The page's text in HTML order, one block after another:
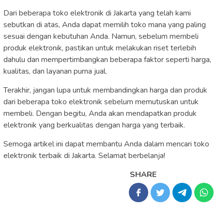
Dari beberapa toko elektronik di Jakarta yang telah kami
sebutkan di atas, Anda dapat memilih toko mana yang paling
sesuai dengan kebutuhan Anda. Namun, sebelum membeli
produk elektronik, pastikan untuk melakukan riset terlebih
dahulu dan mempertimbangkan beberapa faktor seperti harga,
kualitas, dan layanan purna jual.
Terakhir, jangan lupa untuk membandingkan harga dan produk
dari beberapa toko elektronik sebelum memutuskan untuk
membeli. Dengan begitu, Anda akan mendapatkan produk
elektronik yang berkualitas dengan harga yang terbaik.
Semoga artikel ini dapat membantu Anda dalam mencari toko
elektronik terbaik di Jakarta. Selamat berbelanja!
SHARE